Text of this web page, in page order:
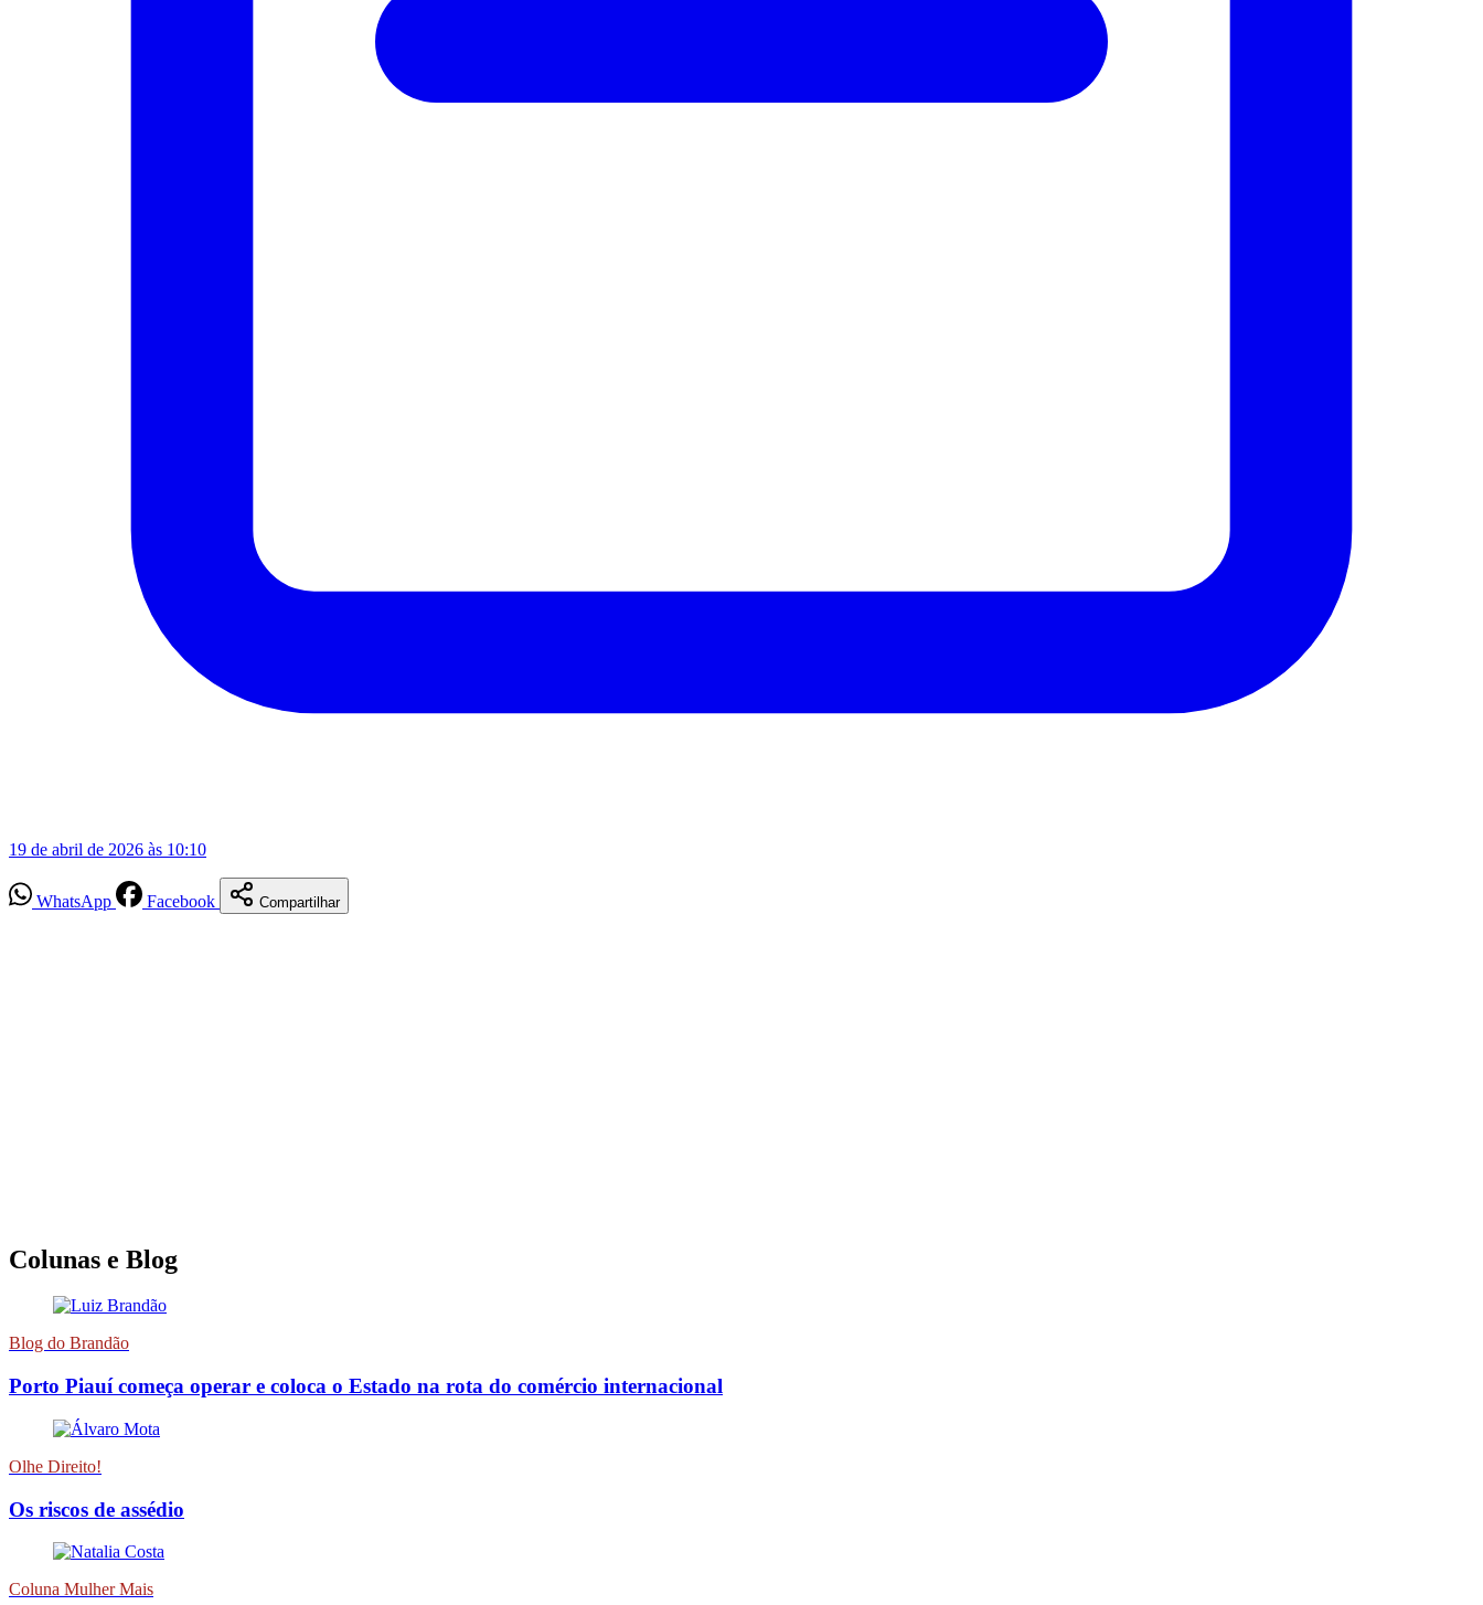
19 de abril de 2026 às 10:10
WhatsApp Facebook Compartilhar
Colunas e Blog
Blog do Brandão
Porto Piauí começa operar e coloca o Estado na rota do comércio internacional
Olhe Direito!
Os riscos de assédio
Coluna Mulher Mais